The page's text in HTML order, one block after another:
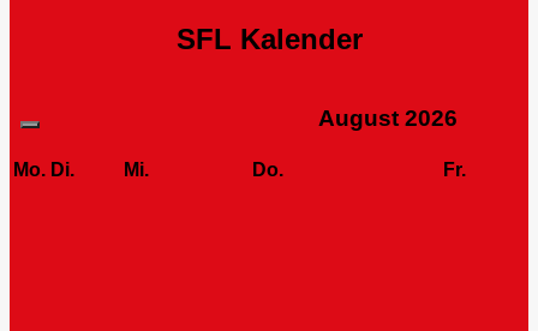
SFL Kalender
August 2026
Mo. Di. Mi. Do. Fr.